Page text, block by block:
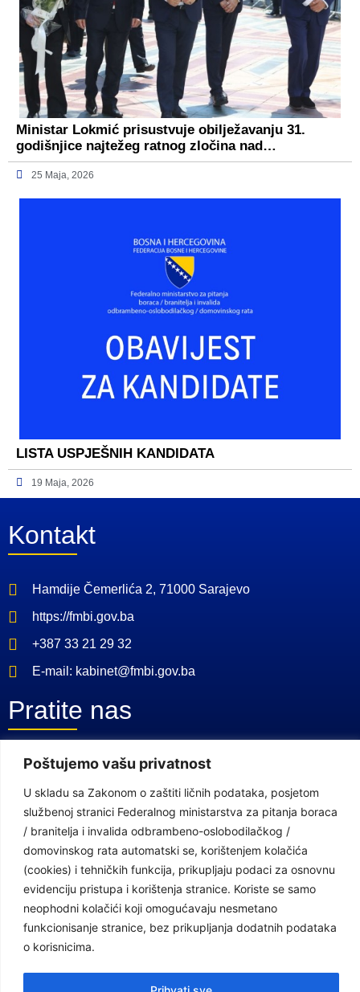
Poštujemo vašu privatnost
U skladu sa Zakonom o zaštiti ličnih podataka, posjetom
službenoj stranici Federalnog ministarstva za pitanja boraca
/ branitelja i invalida odbrambeno-oslobodilačkog /
domovinskog rata automatski se, korištenjem kolačića
(cookies) i tehničkih funkcija, prikupljaju podaci za osnovnu
evidenciju pristupa i korištenja stranice. Koriste se samo
neophodni kolačići koji omogućavaju nesmetano
funkcionisanje stranice, bez prikupljanja dodatnih podataka
o korisnicima.
Ministar Lokmić prisustvuje obilježavanju 31.
godišnjice najtežeg ratnog zločina nad…
25 Maja, 2026
LISTA USPJEŠNIH KANDIDATA
19 Maja, 2026
Kontakt
Hamdije Čemerlića 2, 71000 Sarajevo
https://fmbi.gov.ba
+387 33 21 29 32
E-mail: kabinet@fmbi.gov.ba
Pratite nas
Facebook Stranica
Youtube Kanal
Linkovi
Vlada Federacije Bosne i Hercegovine
Federalno ministarstvo finansija
Federalni zavod za penzijsko i invalidsko osiguranje